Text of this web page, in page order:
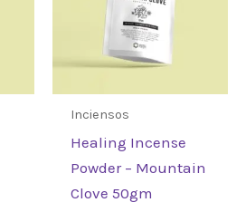
Inciensos
Healing Incense
Powder – Mountain
Clove 50gm